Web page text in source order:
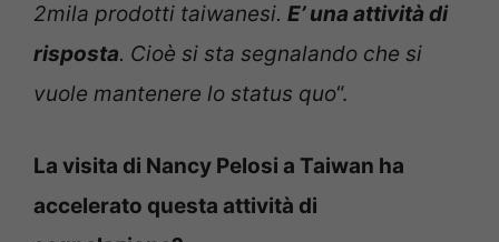
2mila prodotti taiwanesi. E’ una attività di
risposta. Cioè si sta segnalando che si
vuole mantenere lo status quo“.
La visita di Nancy Pelosi a Taiwan ha
accelerato questa attività di